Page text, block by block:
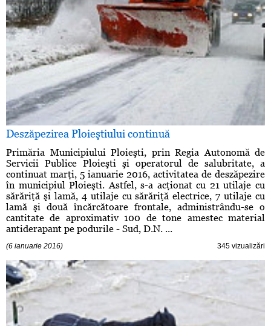
Deszăpezirea Ploieştiului continuă
Primăria Municipiului Ploieşti, prin Regia Autonomă de
Servicii Publice Ploieşti şi operatorul de salubritate, a
continuat marţi, 5 ianuarie 2016, activitatea de deszăpezire
în municipiul Ploieşti. Astfel, s-a acţionat cu 21 utilaje cu
sărăriţă şi lamă, 4 utilaje cu sărăriţă electrice, 7 utilaje cu
lamă şi două încărcătoare frontale, administrându-se o
cantitate de aproximativ 100 de tone amestec material
antiderapant pe podurile - Sud, D.N. ...
(6 ianuarie 2016) 345 vizualizări